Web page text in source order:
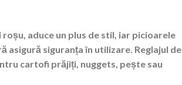
aduce un plus de stil, iar picioarele
asigură siguranța în utilizare. Reglajul de
cartofi prăjiți, nuggets, pește sau